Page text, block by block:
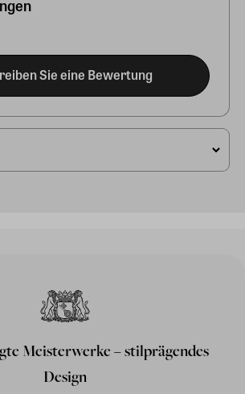
Sie eine Bewertung
Meisterwerke – stilprägendes
Design